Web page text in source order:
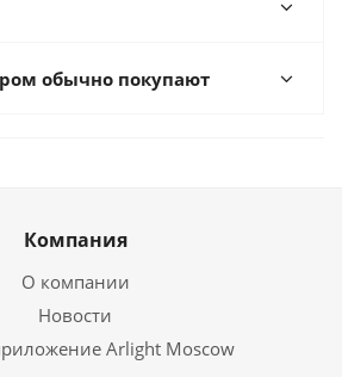
обычно покупают
Компания
О компании
Новости
Arlight Moscow